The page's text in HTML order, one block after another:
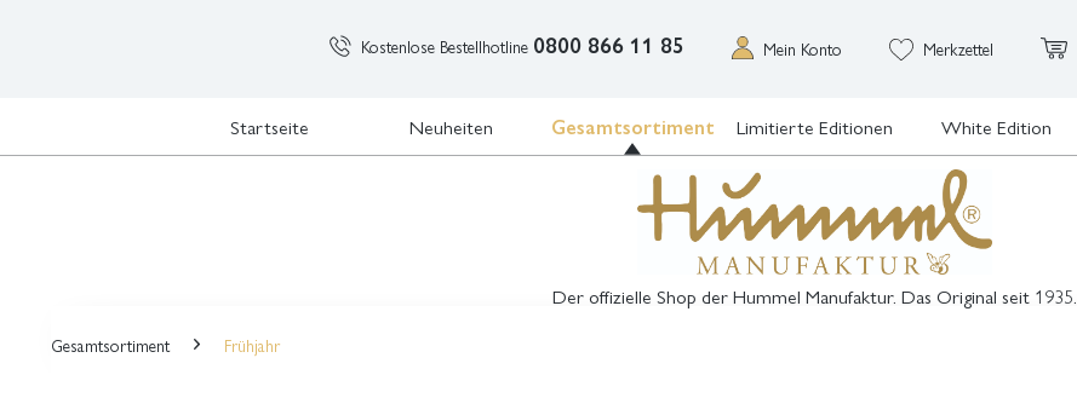
Kostenlose Bestellhotline 0800 866 11 85 Mein Konto Merkzettel
Startseite Neuheiten Gesamtsortiment Limitierte Editionen White Edition
Der offizielle Shop der Hummel Manufaktur. Das Original seit 1935.
Gesamtsortiment Frühjahr